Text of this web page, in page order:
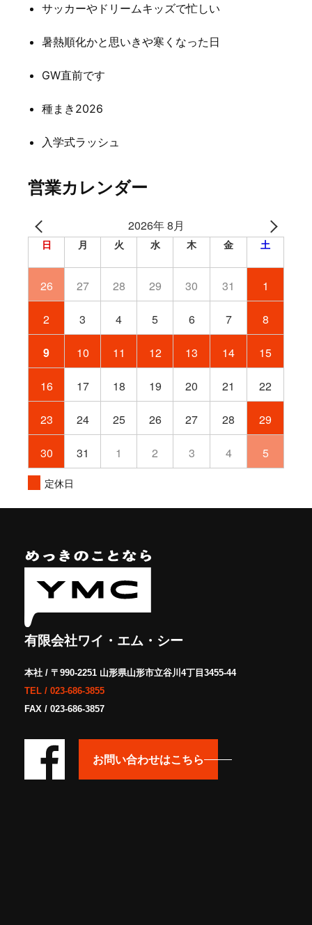
ョ
ン
サッカーやドリームキッズで忙しい
暑熱順化かと思いきや寒くなった日
GW直前です
種まき2026
入学式ラッシュ
営業カレンダー
2026年 8月
日 月 火 水 木 金 土
26 27 28 29 30 31 1
2 3 4 5 6 7 8
9 10 11 12 13 14 15
16 17 18 19 20 21 22
23 24 25 26 27 28 29
30 31 1 2 3 4 5
定休日
有限会社ワイ・エム・シー
本社 / 〒990-2251 山形県山形市立谷川4丁目3455-44
TEL / 023-686-3855
FAX / 023-686-3857
お問い合わせはこちら